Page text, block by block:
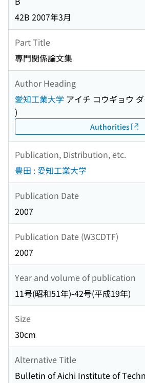
42B 2007年3月
Part Title
専門関係論文集
Author Heading
愛知工業大学 アイチ コウギョウ
)
Authorities
Publication, Distribution, etc.
豊田 : 愛知工業大学
Publication Date
2007
Publication Date (W3CDTF)
2007
Year and volume of publication
11号(昭和51年)-42号(平成19年)
Size
30cm
Alternative Title
Bulletin of Aichi Institute of